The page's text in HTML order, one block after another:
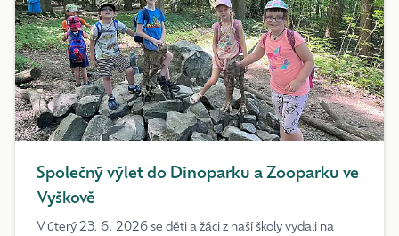
Společný výlet do Dinoparku a Zooparku ve
Vyškově
V úterý 23. 6. 2026 se děti a žáci z naší školy vydali na